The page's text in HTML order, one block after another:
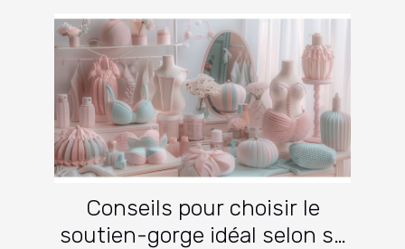
Conseils pour choisir le
soutien-gorge idéal selon sa